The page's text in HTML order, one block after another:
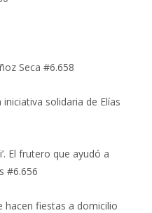
Seca #6.658
solidaria de Elías
El frutero que ayudó a
#6.656
hacen fiestas a domicilio